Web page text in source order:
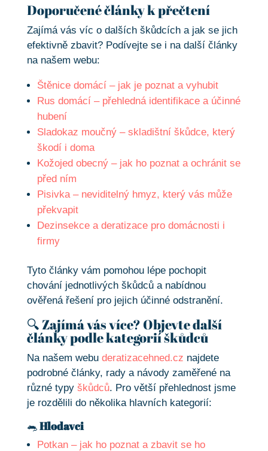
Doporučené články k přečtení
Zajímá vás víc o dalších škůdcích a jak se jich
efektivně zbavit? Podívejte se i na další články
na našem webu:
Štěnice domácí – jak je poznat a vyhubit
Rus domácí – přehledná identifikace a účinné
hubení
Sladokaz moučný – skladištní škůdce, který
škodí i doma
Kožojed obecný – jak ho poznat a ochránit se
před ním
Pisivka – neviditelný hmyz, který vás může
překvapit
Dezinsekce a deratizace pro domácnosti i
firmy
Tyto články vám pomohou lépe pochopit
chování jednotlivých škůdců a nabídnou
ověřená řešení pro jejich účinné odstranění.
🔍 Zajímá vás více? Objevte další
články podle kategorií škůdců
Na našem webu deratizacehned.cz najdete
podrobné články, rady a návody zaměřené na
různé typy škůdců. Pro větší přehlednost jsme
je rozdělili do několika hlavních kategorií:
🐀Hlodavci
Potkan – jak ho poznat a zbavit se ho